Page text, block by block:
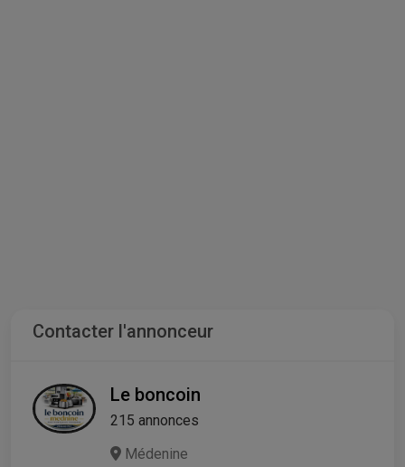
Contacter l'annonceur
Le boncoin
215 annonces
Médenine